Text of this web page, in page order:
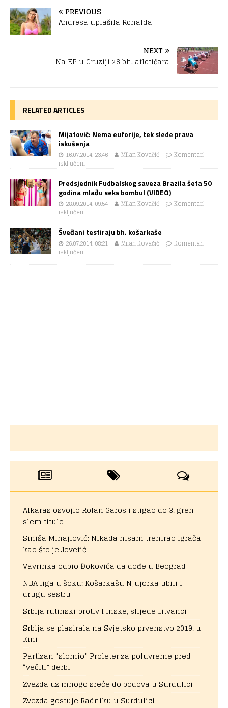
PREVIOUS
Andresa uplašila Ronalda
NEXT
Na EP u Gruziji 26 bh. atletičara
RELATED ARTICLES
Mijatović: Nema euforije, tek slede prava
iskušenja
16.07.2014. 23:46 Milan Kovačić
Komentari
isključeni
Predsjednik Fudbalskog saveza Brazila šeta 50
godina mlađu seks bombu! (VIDEO)
28.09.2014. 09:54 Milan Kovačić
Komentari
isključeni
Šveđani testiraju bh. košarkaše
26.07.2014. 08:21 Milan Kovačić
Komentari
isključeni
Alkaras osvojio Rolan Garos i stigao do 3. gren
slem titule
Siniša Mihajlović: Nikada nisam trenirao igrača
kao što je Jovetić
Vavrinka odbio Đokovića da dođe u Beograd
NBA liga u šoku: Košarkašu Njujorka ubili i
drugu sestru
Srbija rutinski protiv Finske, slijede Litvanci
Srbija se plasirala na Svjetsko prvenstvo 2019. u
Kini
Partizan “slomio” Proleter za poluvreme pred
“večiti” derbi
Zvezda uz mnogo sreće do bodova u Surdulici
Zvezda gostuje Radniku u Surdulici